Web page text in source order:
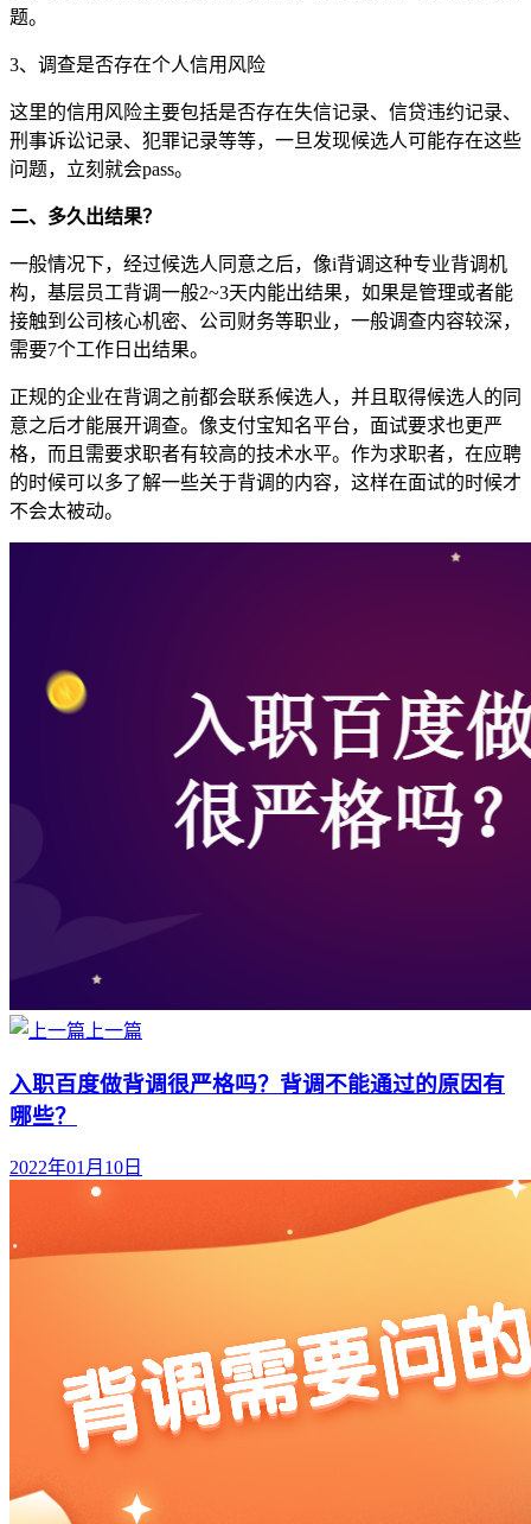
题。
3、调查是否存在个人信用风险
这里的信用风险主要包括是否存在失信记录、信贷违约记录、
刑事诉讼记录、犯罪记录等等，一旦发现候选人可能存在这些
问题，立刻就会pass。
二、多久出结果？
一般情况下，经过候选人同意之后，像i背调这种专业背调机
构，基层员工背调一般2~3天内能出结果，如果是管理或者能
接触到公司核心机密、公司财务等职业，一般调查内容较深，
需要7个工作日出结果。
正规的企业在背调之前都会联系候选人，并且取得候选人的同
意之后才能展开调查。像支付宝知名平台，面试要求也更严
格，而且需要求职者有较高的技术水平。作为求职者，在应聘
的时候可以多了解一些关于背调的内容，这样在面试的时候才
不会太被动。
上一篇
入职百度做背调很严格吗？背调不能通过的原因有
哪些？
2022年01月10日